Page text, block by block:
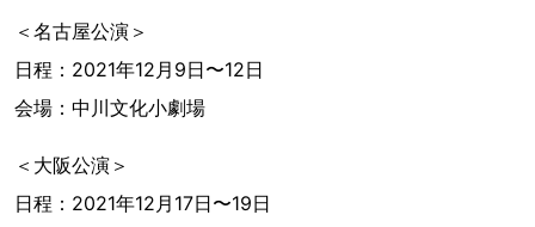
＜名古屋公演＞
日程：2021年12月9日〜12日
会場：中川文化小劇場
＜大阪公演＞
日程：2021年12月17日〜19日